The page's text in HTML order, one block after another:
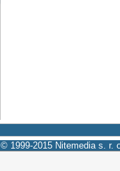
© 1999-2015 Nitemedia s. r.